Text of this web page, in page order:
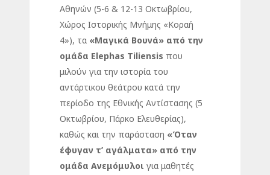
Αθηνών (5-6 & 12-13 Οκτωβρίου,
Χώρος Ιστορικής Μνήμης «Κοραή
4»), τα «Μαγικά Βουνά» από την
ομάδα Elephas Tiliensis που
μιλούν για την ιστορία του
αντάρτικου θεάτρου κατά την
περίοδο της Εθνικής Αντίστασης (5
Οκτωβρίου, Πάρκο Ελευθερίας),
καθώς και την παράσταση «Όταν
έφυγαν τ’ αγάλματα» από την
ομάδα Ανεμόμυλοι για μαθητές